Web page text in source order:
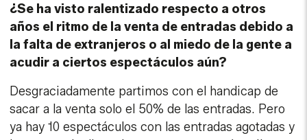
¿Se ha visto ralentizado respecto a otros
años el ritmo de la venta de entradas debido a
la falta de extranjeros o al miedo de la gente a
acudir a ciertos espectáculos aún?
Desgraciadamente partimos con el handicap de
sacar a la venta solo el 50% de las entradas. Pero
ya hay 10 espectáculos con las entradas agotadas y